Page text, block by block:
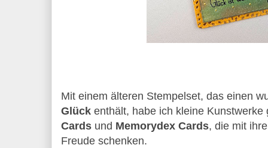
Glück enthält, habe ich kleine
Cards und Memorydex Cards, die mit
Freude schenken.